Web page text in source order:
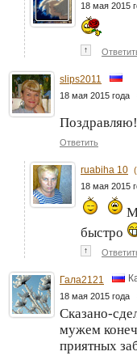
18 мая 2015
↑
slips2011
18 мая 2015 года
Ответить
ruabiha 10
18 мая 2015
быстро
↑
Гала2121
18 мая 2015 года
Сказано-
мужем
приятных